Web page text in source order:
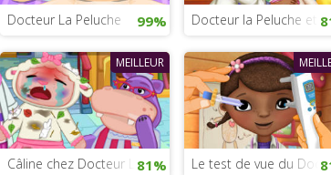
Docteur La Peluche 99% Docteur la Peluche et
MEILLEUR
Câline chez Docteur La Peluche
81% Le test de vue du